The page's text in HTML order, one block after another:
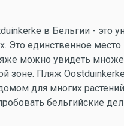
в Бельгии - это
Это единственное
можно увидеть
зоне. Пляж
для многих
бельгийские